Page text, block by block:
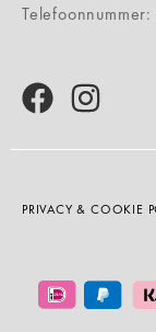
PRIVACY & COOKIE